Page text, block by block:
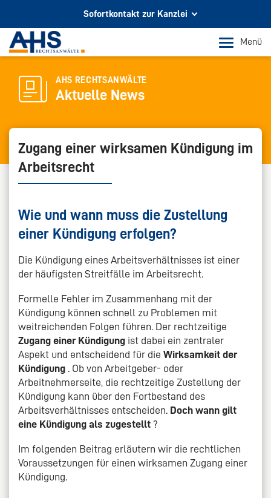
Sofortkontakt zur Kanzlei
Ihr Partner für Rechtsberatung
In Köln und Bonn
Telefon Köln
+49 221 973 096 0
E-Mail-Kontakt
Menü
AHS RECHTSANWÄLTE
Aktuelle News
Zugang einer wirksamen Kündigung im
Arbeitsrecht
Wie und wann muss die Zustellung
einer Kündigung erfolgen?
Die Kündigung eines Arbeitsverhältnisses ist einer
der häufigsten Streitfälle im Arbeitsrecht.
Formelle Fehler im Zusammenhang mit der
Kündigung können schnell zu Problemen mit
weitreichenden Folgen führen. Der rechtzeitige
Zugang einer Kündigung ist dabei ein zentraler
Aspekt und entscheidend für die Wirksamkeit der
Kündigung . Ob von Arbeitgeber- oder
Arbeitnehmerseite, die rechtzeitige Zustellung der
Kündigung kann über den Fortbestand des
Arbeitsverhältnisses entscheiden. Doch wann gilt
eine Kündigung als zugestellt ?
Im folgenden Beitrag erläutern wir die rechtlichen
Voraussetzungen für einen wirksamen Zugang einer
Kündigung.